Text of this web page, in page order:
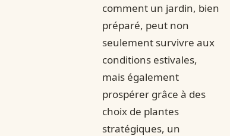
comment un jardin, bien
préparé, peut non
seulement survivre aux
conditions estivales,
mais également
prospérer grâce à des
choix de plantes
stratégiques, un